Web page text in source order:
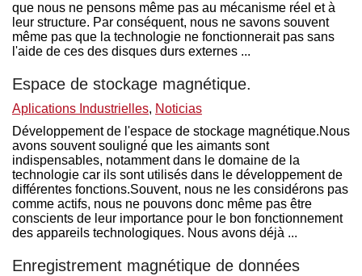
que nous ne pensons même pas au mécanisme réel et à
leur structure. Par conséquent, nous ne savons souvent
même pas que la technologie ne fonctionnerait pas sans
l'aide de ces des disques durs externes ...
Espace de stockage magnétique.
Aplications Industrielles, Noticias
Développement de l'espace de stockage magnétique.Nous
avons souvent souligné que les aimants sont
indispensables, notamment dans le domaine de la
technologie car ils sont utilisés dans le développement de
différentes fonctions.Souvent, nous ne les considérons pas
comme actifs, nous ne pouvons donc même pas être
conscients de leur importance pour le bon fonctionnement
des appareils technologiques. Nous avons déjà ...
Enregistrement magnétique de données